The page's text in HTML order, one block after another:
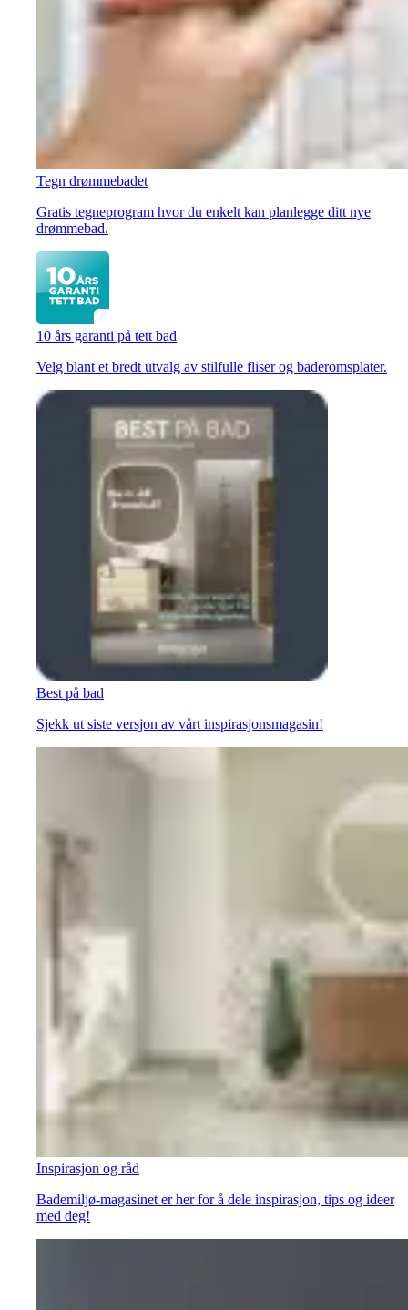
Tegn drømmebadet
Gratis tegneprogram hvor du enkelt kan planlegge ditt nye
drømmebad.
10 års garanti på tett bad
Velg blant et bredt utvalg av stilfulle fliser og baderomsplater.
Best på bad
Sjekk ut siste versjon av vårt inspirasjonsmagasin!
Inspirasjon og råd
Bademiljø-magasinet er her for å dele inspirasjon, tips og ideer
med deg!